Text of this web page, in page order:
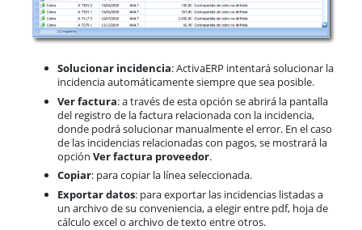
Solucionar incidencia: ActivaERP intentará solucionar la
incidencia automáticamente siempre que sea posible.
Ver factura: a través de esta opción se abrirá la pantalla
del registro de la factura relacionada con la incidencia,
donde podrá solucionar manualmente el error. En el caso
de las incidencias relacionadas con pagos, se mostrará la
opción Ver factura proveedor.
Copiar: para copiar la línea seleccionada.
Exportar datos: para exportar las incidencias listadas a
un archivo de su conveniencia, a elegir entre pdf, hoja de
cálculo excel o archivo de texto entre otros.